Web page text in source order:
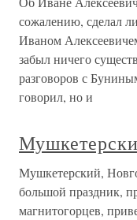
сожалению, сделал
Иваном
забыл ничего
разговоров с
говорил, но и
Мушкетерский,
большой праздник,
магнитогорцев,